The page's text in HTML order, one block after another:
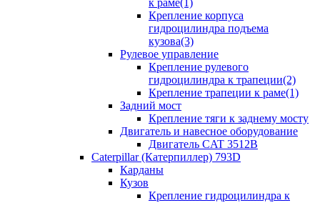
к раме(1)
Крепление корпуса
гидроцилиндра подъема
кузова(3)
Рулевое управление
Крепление рулевого
гидроцилиндра к трапеции(2)
Крепление трапеции к раме(1)
Задний мост
Крепление тяги к заднему мосту
Двигатель и навесное оборудование
Двигатель CAT 3512B
Caterpillar (Катерпиллер) 793D
Карданы
Кузов
Крепление гидроцилиндра к